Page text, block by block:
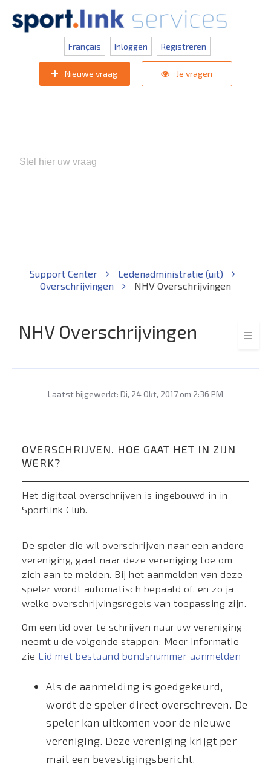
Français Inloggen Registreren
Nieuwe vraag Je vragen
Support Center
Ledenadministratie (uit)
Overschrijvingen
NHV Overschrijvingen
NHV Overschrijvingen
Laatst bijgewerkt: Di, 24 Okt, 2017 om 2:36 PM
OVERSCHRIJVEN. HOE GAAT HET IN ZIJN
WERK?
Het digitaal overschrijven is ingebouwd in in
Sportlink Club.
De speler die wil overschrijven naar een andere
vereniging, gaat naar deze vereniging toe om
zich aan te melden. Bij het aanmelden van deze
speler wordt automatisch bepaald of, en zo ja
welke overschrijvingsregels van toepassing zijn.
Om een lid over te schrijven naar uw vereniging
neemt u de volgende stappen: Meer informatie
zie Lid met bestaand bondsnummer aanmelden
Als de aanmelding is goedgekeurd,
wordt de speler direct overschreven. De
speler kan uitkomen voor de nieuwe
vereniging. Deze vereniging krijgt per
mail een bevestigingsbericht.